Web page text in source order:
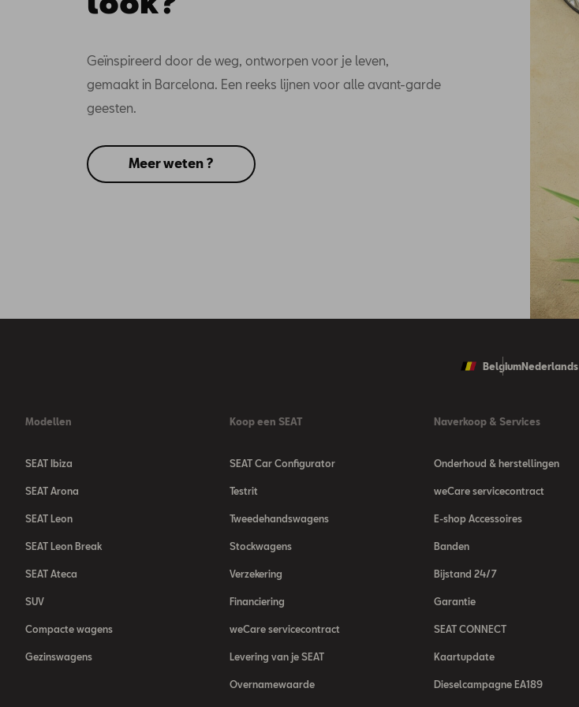
Geïnspireerd door de weg, ontworpen voor je leven,
gemaakt in Barcelona. Een reeks lijnen voor alle avant-garde
geesten.
Meer weten ?
BelgiumNederlands
Modellen
SEAT Ibiza
SEAT Arona
SEAT Leon
SEAT Leon Break
SEAT Ateca
SUV
Compacte wagens
Gezinswagens
Koop een SEAT
SEAT Car Configurator
Testrit
Tweedehandswagens
Stockwagens
Verzekering
Financiering
weCare servicecontract
Levering van je SEAT
Overnamewaarde
Naverkoop & Services
Onderhoud & herstellingen
weCare servicecontract
E-shop Accessoires
Banden
Bijstand 24/7
Garantie
SEAT CONNECT
Kaartupdate
Dieselcampagne EA189